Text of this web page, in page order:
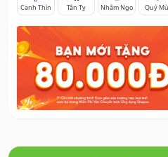
Canh Thìn
Tân Tỵ
Nhâm Ngọ
Quý